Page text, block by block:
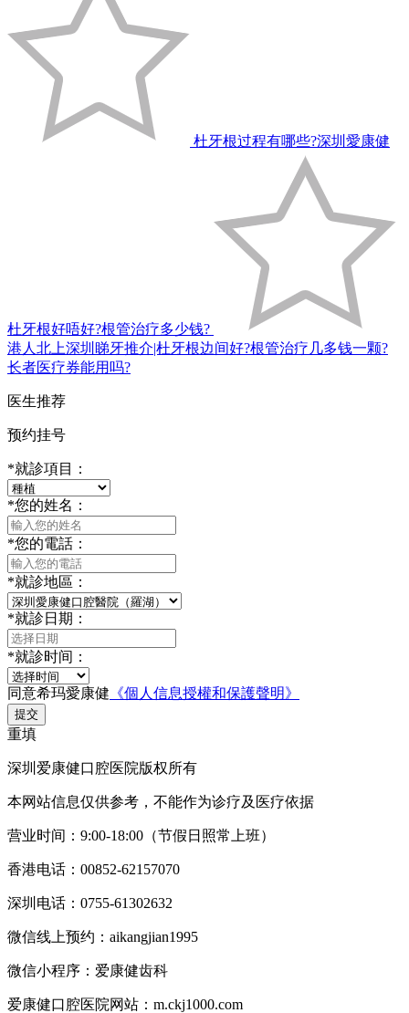
杜牙根过程有哪些?深圳愛康健
杜牙根好唔好?根管治疗多少钱?
港人北上深圳睇牙推介|杜牙根边间好?根管治疗几多钱一颗?
长者医疗券能用吗?
医生推荐
预约挂号
*就診項目：
*您的姓名：
*您的電話：
*就診地區：
*就診日期：
*就診时间：
同意希玛愛康健 《個人信息授權和保護聲明》
提交
重填
深圳爱康健口腔医院版权所有
本网站信息仅供参考，不能作为诊疗及医疗依据
营业时间：9:00-18:00（节假日照常上班）
香港电话：00852-62157070
深圳电话：0755-61302632
微信线上预约：aikangjian1995
微信小程序：爱康健齿科
爱康健口腔医院网站：m.ckj1000.com